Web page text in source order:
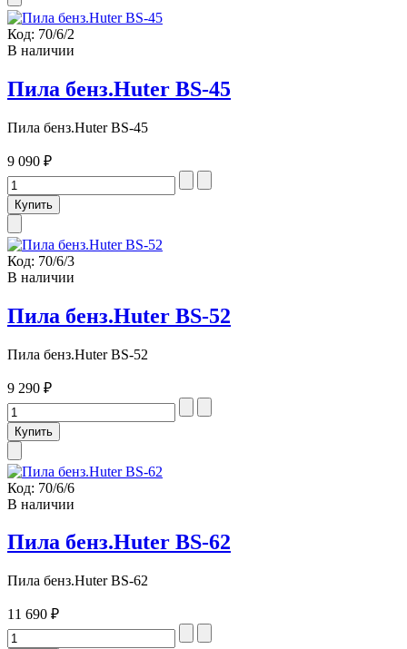
Код: 70/6/2
В наличии
Пила бенз.Huter BS-45
Пила бенз.Huter BS-45
9 090 ₽
Код: 70/6/3
В наличии
Пила бенз.Huter BS-52
Пила бенз.Huter BS-52
9 290 ₽
Код: 70/6/6
В наличии
Пила бенз.Huter BS-62
Пила бенз.Huter BS-62
11 690 ₽